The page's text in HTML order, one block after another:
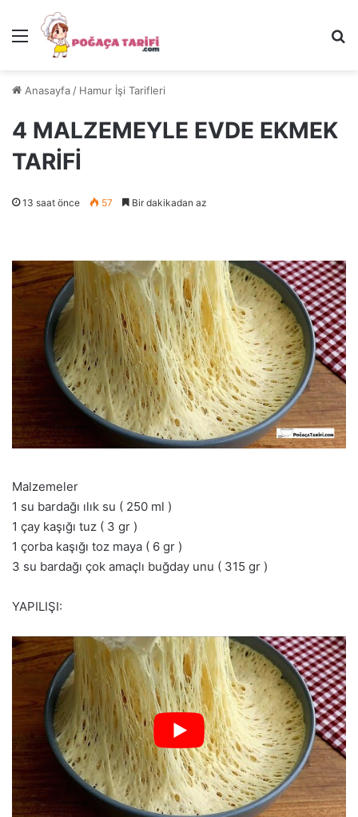
Menü
Anasayfa / Hamur İşi Tarifleri
4 MALZEMEYLE EVDE EKMEK
TARİFİ
13 saat önce 57 Bir dakikadan az
Malzemeler
1 su bardağı ılık su ( 250 ml )
1 çay kaşığı tuz ( 3 gr )
1 çorba kaşığı toz maya ( 6 gr )
3 su bardağı çok amaçlı buğday unu ( 315 gr )
YAPILIŞI: